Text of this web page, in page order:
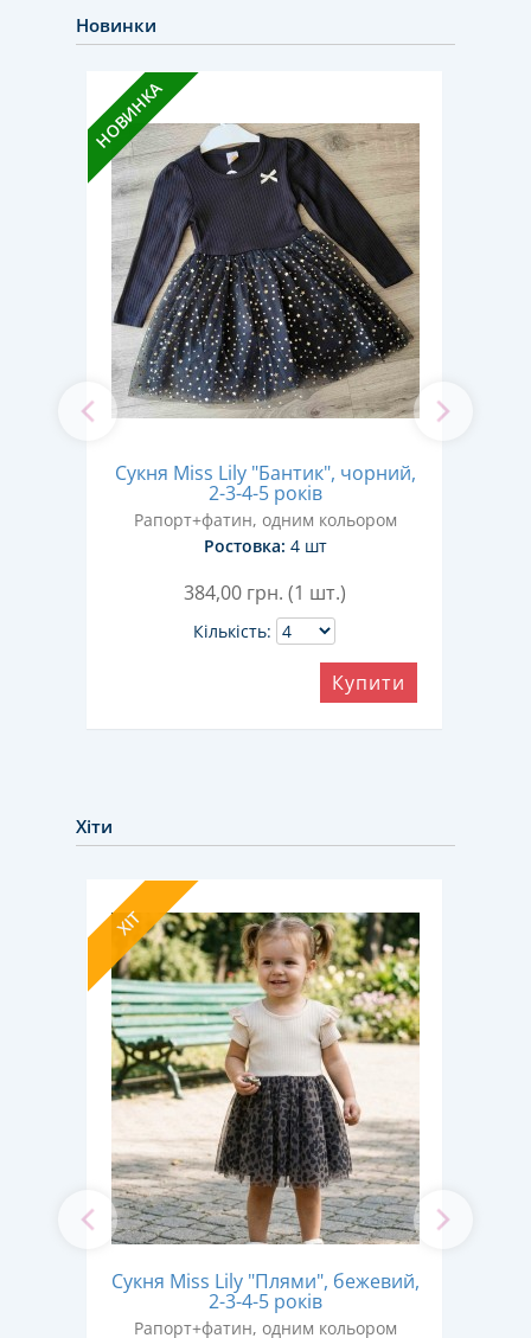
Новинки
НОВИНКА
Сукня Miss Lily "Бантик", чорний,
2-3-4-5 років
Рапорт+фатин, одним кольором
Ростовка: 4 шт
384,00 грн. (1 шт.)
Кількість:
Купити
Хіти
ХІТ
Сукня Miss Lily "Плями", бежевий,
2-3-4-5 років
Рапорт+фатин, одним кольором